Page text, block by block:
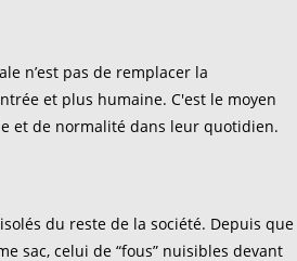
n’est pas de remplacer la
et plus humaine. C'est le moyen
et de normalité dans leur quotidien.
du reste de la société. Depuis que
sac, celui de “fous” nuisibles devant